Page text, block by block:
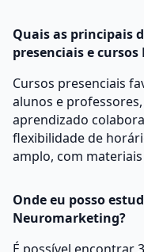
Quais as principais
presenciais e cursos
Cursos presenciais
alunos e
aprendizado
flexibilidade de
amplo, com
Onde eu posso
Neuromarketing?